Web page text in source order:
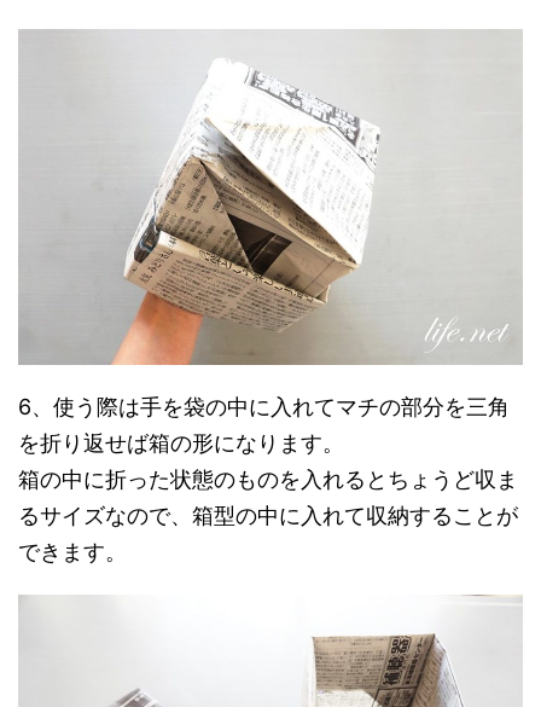
6、使う際は手を袋の中に入れてマチの部分を三角
を折り返せば箱の形になります。
箱の中に折った状態のものを入れるとちょうど収ま
るサイズなので、箱型の中に入れて収納することが
できます。